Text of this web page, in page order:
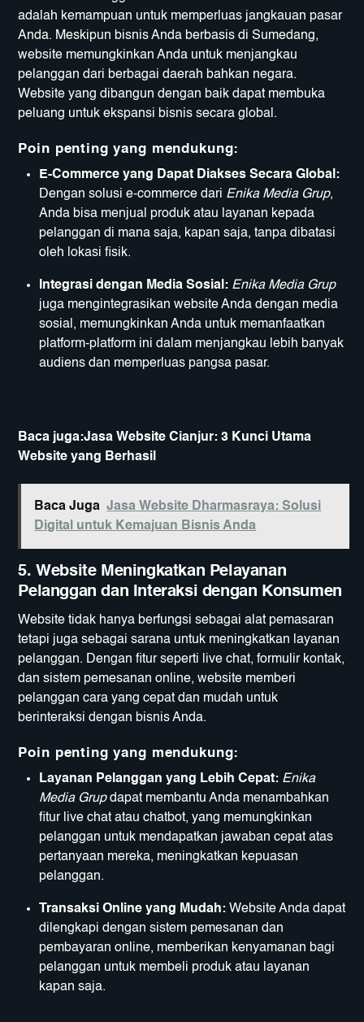
adalah kemampuan untuk memperluas jangkauan pasar
Anda. Meskipun bisnis Anda berbasis di Sumedang,
website memungkinkan Anda untuk menjangkau
pelanggan dari berbagai daerah bahkan negara.
Website yang dibangun dengan baik dapat membuka
peluang untuk ekspansi bisnis secara global.
Poin penting yang mendukung:
E-Commerce yang Dapat Diakses Secara Global:
Dengan solusi e-commerce dari Enika Media Grup,
Anda bisa menjual produk atau layanan kepada
pelanggan di mana saja, kapan saja, tanpa dibatasi
oleh lokasi fisik.
Integrasi dengan Media Sosial: Enika Media Grup
juga mengintegrasikan website Anda dengan media
sosial, memungkinkan Anda untuk memanfaatkan
platform-platform ini dalam menjangkau lebih banyak
audiens dan memperluas pangsa pasar.
Baca juga:Jasa Website Cianjur: 3 Kunci Utama
Website yang Berhasil
Baca Juga Jasa Website Dharmasraya: Solusi
Digital untuk Kemajuan Bisnis Anda
5. Website Meningkatkan Pelayanan
Pelanggan dan Interaksi dengan Konsumen
Website tidak hanya berfungsi sebagai alat pemasaran
tetapi juga sebagai sarana untuk meningkatkan layanan
pelanggan. Dengan fitur seperti live chat, formulir kontak,
dan sistem pemesanan online, website memberi
pelanggan cara yang cepat dan mudah untuk
berinteraksi dengan bisnis Anda.
Poin penting yang mendukung:
Layanan Pelanggan yang Lebih Cepat: Enika
Media Grupdapat membantu Anda menambahkan
fitur live chat atau chatbot, yang memungkinkan
pelanggan untuk mendapatkan jawaban cepat atas
pertanyaan mereka, meningkatkan kepuasan
pelanggan.
Transaksi Online yang Mudah: Website Anda dapat
dilengkapi dengan sistem pemesanan dan
pembayaran online, memberikan kenyamanan bagi
pelanggan untuk membeli produk atau layanan
kapan saja.